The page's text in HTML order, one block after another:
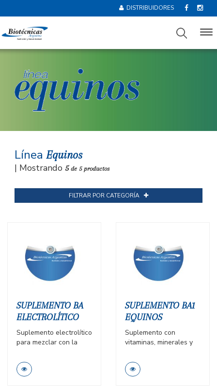
DISTRIBUIDORES
Línea Equinos
| Mostrando 5de 5 productos
FILTRAR POR CATEGORÍA
SUPLEMENTO BA
ELECTROLÍTICO
Suplemento electrolítico
para mezclar con la
para ayudar a rehidratar
después del
SUPLEMENTO BA1
EQUINOS
Suplemento con
vitaminas, minerales y
para cubrir los
requerimientos de